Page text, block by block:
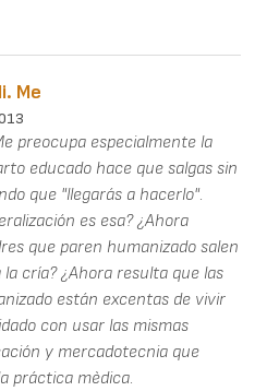
Me
preocupa especialmente la
educado hace que salgas sin
que "llegarás a hacerlo".
es esa? ¿Ahora
que paren humanizado salen
cría? ¿Ahora resulta que las
están excentas de vivir
con usar las mismas
y mercadotecnia que
práctica mèdica.